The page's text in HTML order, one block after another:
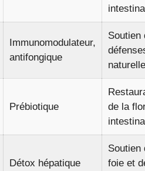
Immunomodulateur,
antifongique
Soutien
Prébiotique
de la
Détox hépatique
Soutien
foie et